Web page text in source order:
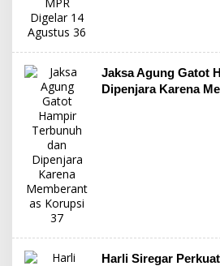
Jaksa Agung Gatot
Dipenjara Karena
Harli Siregar